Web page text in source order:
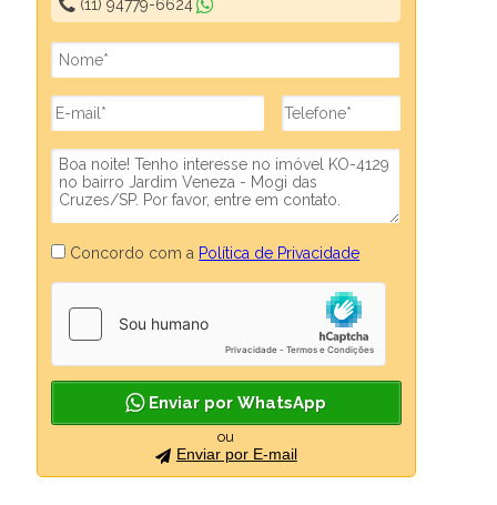
(11) 94779-6624
Concordo com a Política de Privacidade
Enviar por WhatsApp
ou
Enviar por E-mail